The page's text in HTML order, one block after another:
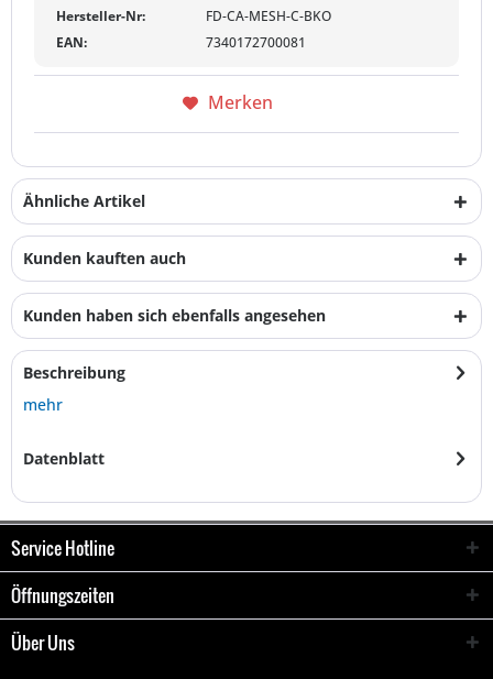
Hersteller-Nr:
FD-CA-MESH-C-BKO
EAN:
7340172700081
Merken
Ähnliche Artikel
Kunden kauften auch
Kunden haben sich ebenfalls angesehen
Beschreibung
mehr
Datenblatt
Service Hotline
Öffnungszeiten
Über Uns